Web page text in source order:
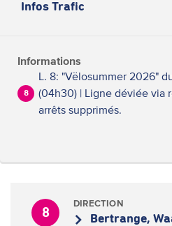
Infos Trafic
Informations
8
L. 8: "Vëlosummer 2026"
(04h30) | Ligne déviée via
arrêts supprimés.
8
DIRECTION
Bertrange,